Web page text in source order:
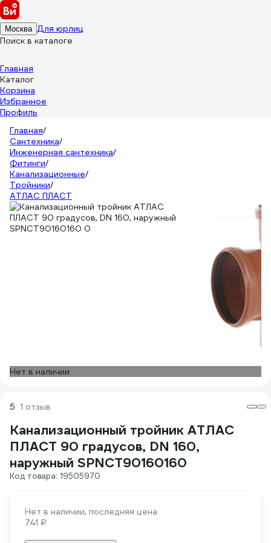
Москва Для юрлиц
Поиск в каталоге
Главная
Каталог
Корзина
Избранное
Профиль
Главная/
Сантехника/
Инженерная сантехника/
Фитинги/
Канализационные/
Тройники/
АТЛАС ПЛАСТ
Нет в наличии
5 1 отзыв
Канализационный тройник АТЛАС
ПЛАСТ 90 градусов, DN 160,
наружный SPNCT90160160
Код товара: 19505970
Нет в наличии, последняя цена
741 ₽